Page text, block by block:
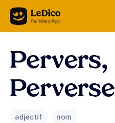
Aller au contenu
Pervers,
Perverse
adjectif nom